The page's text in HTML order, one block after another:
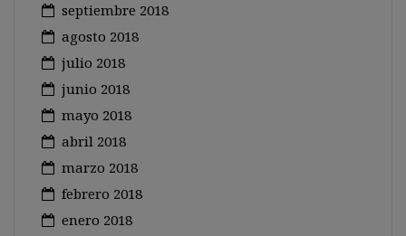
septiembre 2018
agosto 2018
julio 2018
junio 2018
mayo 2018
abril 2018
marzo 2018
febrero 2018
enero 2018